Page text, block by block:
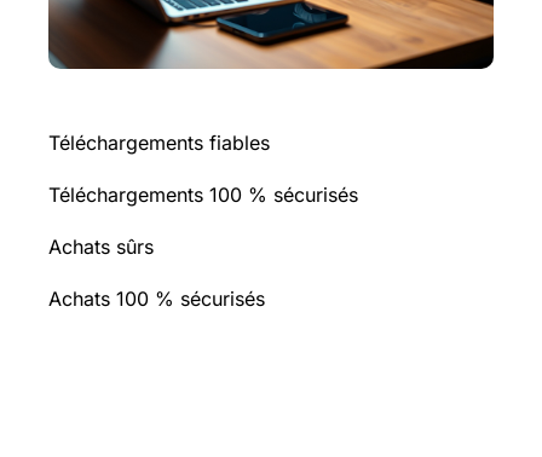
Téléchargements fiables
Téléchargements 100 % sécurisés
Achats sûrs
Achats 100 % sécurisés